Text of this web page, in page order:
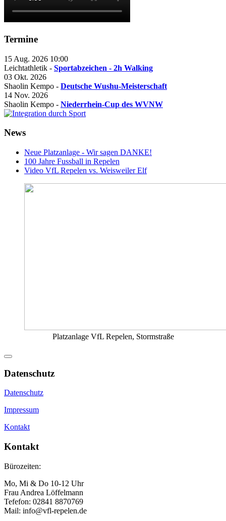
Termine
15 Aug. 2026 10:00
Leichtathletik - Sportabzeichen - 2h Walking
03 Okt. 2026
Shaolin Kempo - Deutsche Wushu-Meisterschaft
14 Nov. 2026
Shaolin Kempo - Niederrhein-Cup des WVNW
News
Neue Platzanlage - Wir sagen DANKE!
100 Jahre Fussball in Repelen
Video VfL Repelen vs. Weisweiler Elf
Platzanlage VfL Repelen, Stormstraße
Datenschutz
Datenschutz
Impressum
Kontakt
Kontakt
Bürozeiten:
Mo, Mi & Do 10-12 Uhr
Frau Andrea Löffelmann
Tefefon: 02841 8870769
Mail: info@vfl-repelen.de